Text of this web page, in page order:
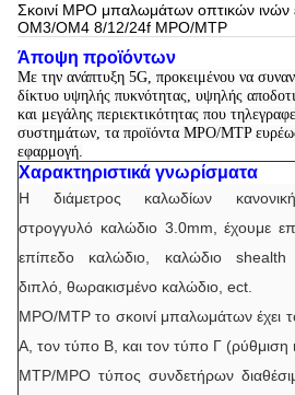
Σκοινί MPO μπαλωμάτων οπτικών
OM3/OM4 8/12/24f MPO/MTP
Άποψη προϊόντων
Με την ανάπτυξη 5G, προκειμένου να
δίκτυο υψηλής πυκνότητας, υψηλής
και μεγάλης περιεκτικότητας που
συστημάτων, τα προϊόντα MPO/MTP
εφαρμογή.
Χαρακτηριστικά γνωρίσματα
Η διάμετρος καλωδίων
στρογγυλό καλώδιο 3.0mm, έχουμε
επίπεδο καλώδιο, καλώδιο shealth
διπλό, θωρακισμένο καλώδιο, ect.
MPO/MTP το σκοινί μπαλωμάτων έχει
Α, τον τύπο Β, και τον τύπο Γ (ρύθμιση
MTP/MPO τύπος συνδετήρων